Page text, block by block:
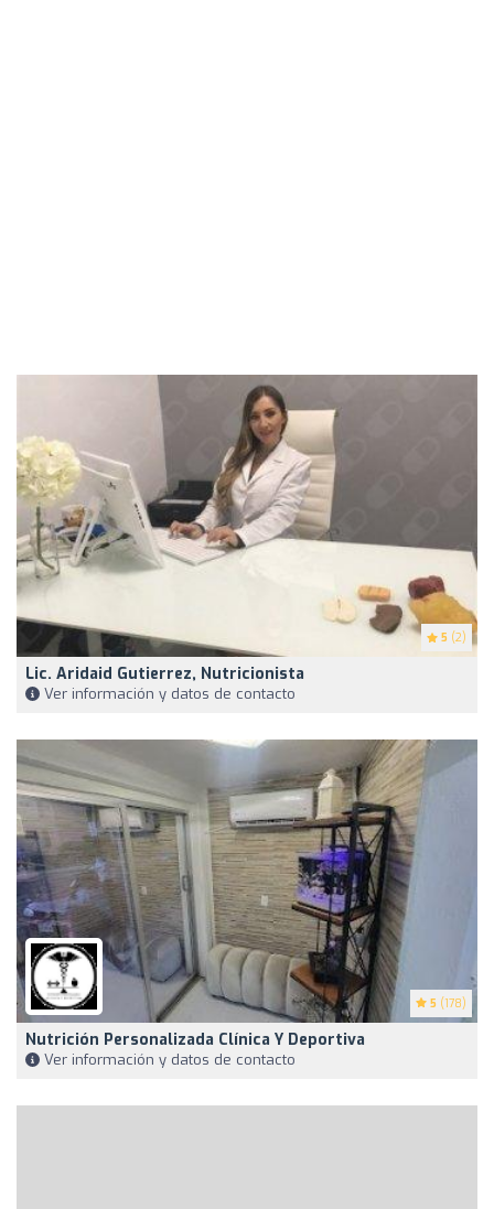
5 (2)
Lic. Aridaid Gutierrez, Nutricionista
Ver información y datos de contacto
5 (178)
Nutrición Personalizada Clínica Y Deportiva
Ver información y datos de contacto